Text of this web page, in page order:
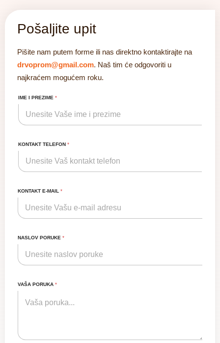
Pošaljite upit
Pišite nam putem forme ili nas direktno kontaktirajte na
drvoprom@gmail.com. Naš tim će odgovoriti u
najkraćem mogućem roku.
IME I PREZIME *
KONTAKT TELEFON *
KONTAKT E-MAIL *
NASLOV PORUKE *
VAŠA PORUKA *